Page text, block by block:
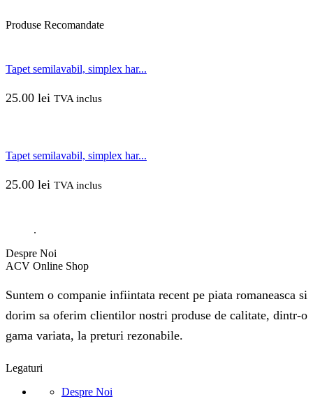
Produse Recomandate
Tapet semilavabil, simplex har...
25.00 lei TVA inclus
Tapet semilavabil, simplex har...
25.00 lei TVA inclus
.
Despre Noi
ACV Online Shop
Suntem o companie infiintata recent pe piata romaneasca si
dorim sa oferim clientilor nostri produse de calitate, dintr-o
gama variata, la preturi rezonabile.
Legaturi
Despre Noi